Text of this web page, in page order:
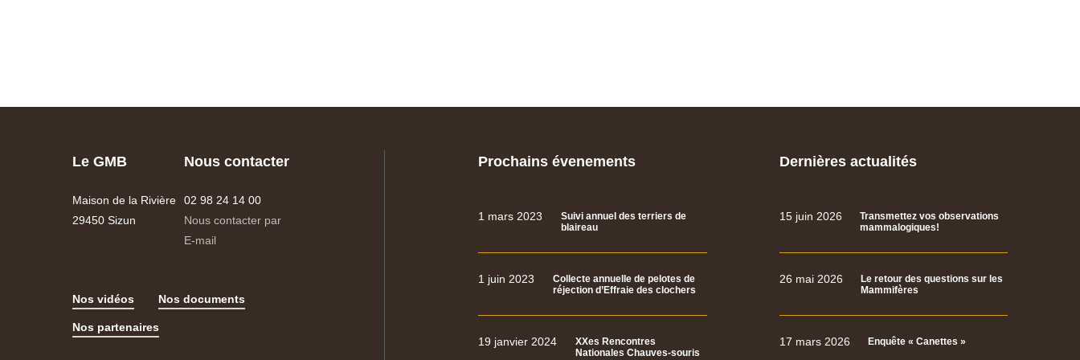
Le GMB
Maison de la Rivière
29450 Sizun
Nous contacter
02 98 24 14 00
Nous contacter par
E-mail
Nos vidéos Nos documents
Nos partenaires
Prochains évenements
1 mars 2023
Suivi annuel des terriers de
blaireau
1 juin 2023
Collecte annuelle de pelotes de
réjection d’Effraie des clochers
19 janvier 2024
XXes Rencontres
Nationales Chauves-souris
Dernières actualités
15 juin 2026
Transmettez vos observations
mammalogiques!
26 mai 2026
Le retour des questions sur les
Mammifères
17 mars 2026 Enquête « Canettes »